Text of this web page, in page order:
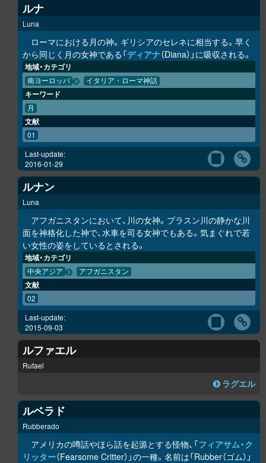
ルナ
Luna
ローマにおける月の神。ギリシアのセレネに相当する。早く
から同じく月の女神である「ディアナ（Diana）」に吸収される。
地域・カテゴリ
南ヨーロッパ イタリア・ローマ神話
キーワード
月
文献
01
Last-update:
2016-01-29
ルナン
Luna
アフガニスタンにおいて、川の女神。プラスン川の静かな川
面を神格化した神で、水車を司る女神でもある。気まぐれで若
い女性の姿をしているとされる。
地域・カテゴリ
中央アジア アフガニスタン
文献
02
Last-update:
2015-09-03
ルファエル
Rufael
ラグエル
ルベラド
Rubberado
アメリカの噂話やほら話を起源とする怪物、「フィアサム・ク
リッター（Fearsome Critter）」の一種。名前は「Rubber（ゴム）」